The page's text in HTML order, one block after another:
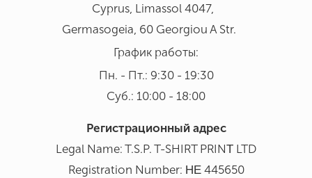
Cyprus, Limassol 4047,
Germasogeia, 60 Georgiou A Str.
График работы:
Пн. - Пт.: 9:30 - 19:30
Суб.: 10:00 - 18:00
Регистрационный адрес
Legal Name: T.S.P. T-SHIRT PRINΤ LTD
Registration Number: ΗΕ 445650